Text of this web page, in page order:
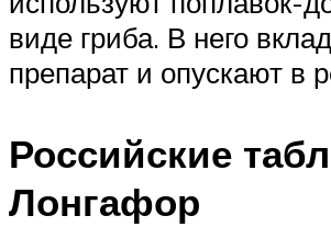
виде гриба. В него
препарат и опускают в
Российские
Лонгафор